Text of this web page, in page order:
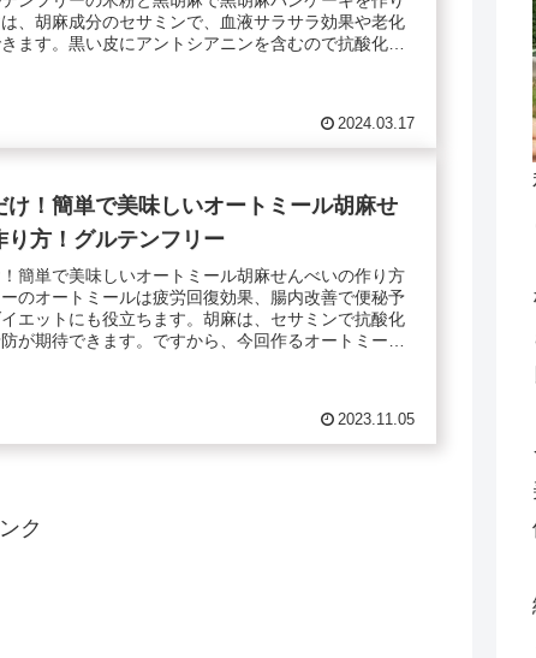
、胡麻成分のセサミンで、血液サラサラ効果や老化
ます。黒い皮にアントシアニンを含むので抗酸化
2024.03.17
け！簡単で美味しいオートミール胡麻せ
り方！グルテンフリー
簡単で美味しいオートミール胡麻せんべいの作り方
のオートミールは疲労回復効果、腸内改善で便秘予
エットにも役立ちます。胡麻は、セサミンで抗酸化
が期待できます。ですから、今回作るオートミー
2023.11.05
ク